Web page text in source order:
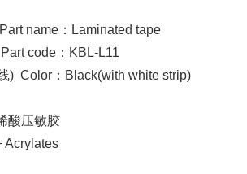
name：Laminated tape
code：KBL-L11
) Color：Black(with white strip)
酸压敏胶
Acrylates